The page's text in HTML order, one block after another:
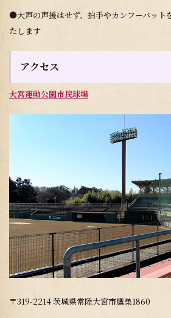
●大声の声援はせず、拍手やカンフーバット
たします
アクセス
大宮運動公園市民球場
〒319-2214 茨城県常陸大宮市鷹巣1860